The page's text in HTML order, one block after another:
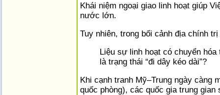
Khái niệm ngoại giao linh hoạt giúp
nước lớn.
Tuy nhiên, trong bối cảnh địa chính
Liệu sự linh hoạt có chuyển
là trạng thái “đi dây kéo dài”?
Khi cạnh tranh Mỹ–Trung ngày càng
quốc phòng), các quốc gia trung